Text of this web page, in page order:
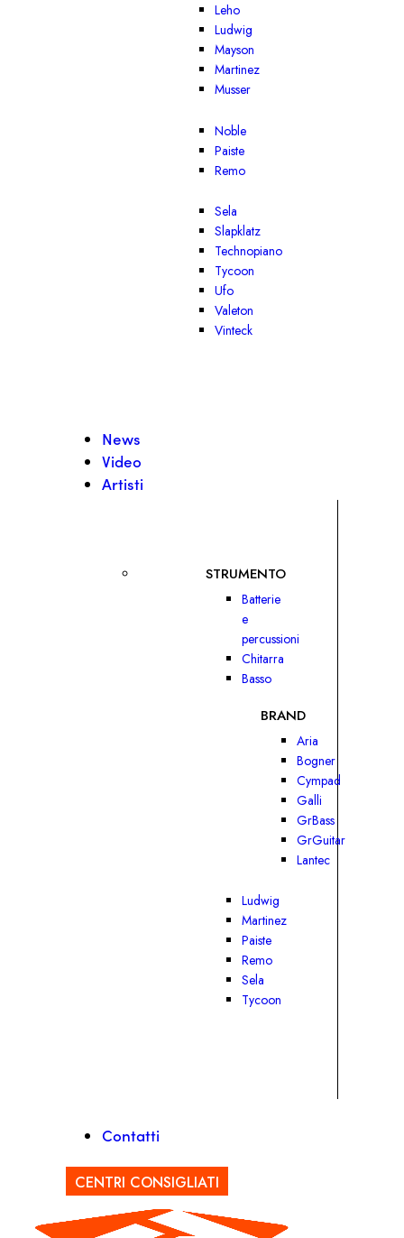
Leho
Ludwig
Mayson
Martinez
Musser
Noble
Paiste
Remo
Sela
Slapklatz
Technopiano
Tycoon
Ufo
Valeton
Vinteck
News
Video
Artisti
STRUMENTO
Batterie
e
percussioni
Chitarra
Basso
BRAND
Aria
Bogner
Cympad
Galli
GrBass
GrGuitar
Lantec
Ludwig
Martinez
Paiste
Remo
Sela
Tycoon
Contatti
CENTRI CONSIGLIATI